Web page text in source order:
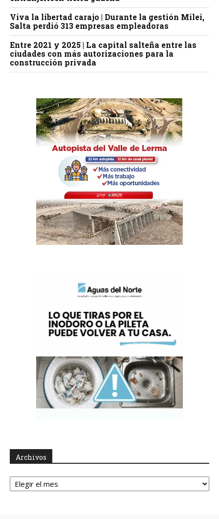
Viva la libertad carajo | Durante la gestión Milei,
Salta perdió 313 empresas empleadoras
Entre 2021 y 2025 | La capital salteña entre las
ciudades con más autorizaciones para la
construcción privada
Archivos
Archivos